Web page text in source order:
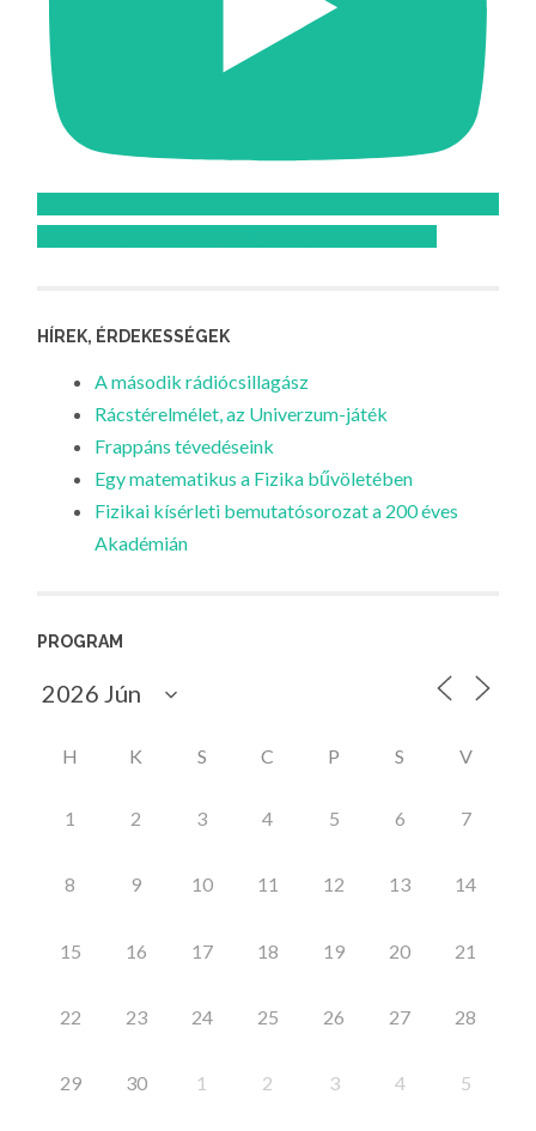
HÍREK, ÉRDEKESSÉGEK
A második rádiócsillagász
Rácstérelmélet, az Univerzum-játék
Frappáns tévedéseink
Egy matematikus a Fizika bűvöletében
Fizikai kísérleti bemutatósorozat a 200 éves
Akadémián
PROGRAM
H K S C P S V
1 2 3 4 5 6 7
8 9 10 11 12 13 14
15 16 17 18 19 20 21
22 23 24 25 26 27 28
29 30 1 2 3 4 5